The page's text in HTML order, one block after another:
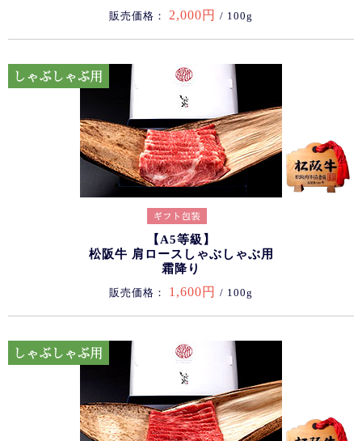
販売価格： 2,000円 / 100g
【A5等級】
松阪牛 肩ロースしゃぶしゃぶ用
霜降り
販売価格： 1,600円 / 100g